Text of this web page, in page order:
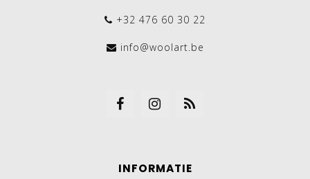
+32 476 60 30 22
info@woolart.be
INFORMATIE